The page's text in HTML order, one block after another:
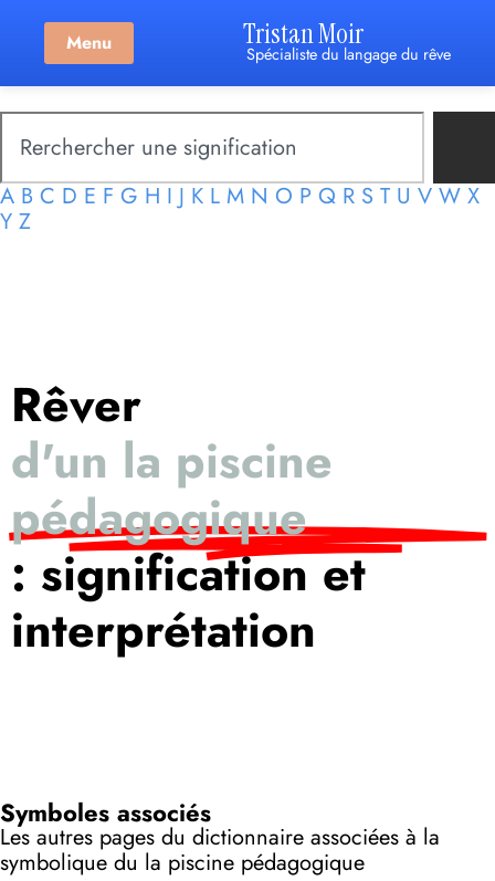
Menu Tristan Moir
Spécialiste du langage du rêve
A B C D E F G H I J K L M N O P Q R S T U V W X
Y Z
Rêver
d'un la piscine
pédagogique
: signification et
interprétation
Symboles associés
Les autres pages du dictionnaire associées à la
symbolique du la piscine pédagogique